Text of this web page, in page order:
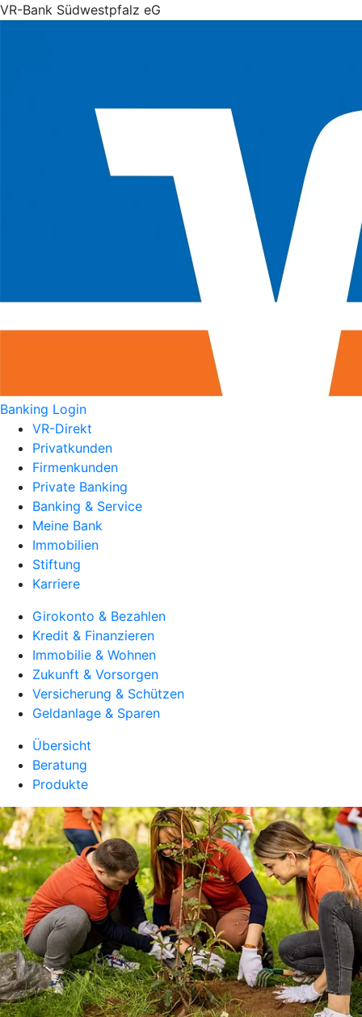
VR-Bank Südwestpfalz eG
Banking Login
VR-Direkt
Privatkunden
Firmenkunden
Private Banking
Banking & Service
Meine Bank
Immobilien
Stiftung
Karriere
Girokonto & Bezahlen
Kredit & Finanzieren
Immobilie & Wohnen
Zukunft & Vorsorgen
Versicherung & Schützen
Geldanlage & Sparen
Übersicht
Beratung
Produkte